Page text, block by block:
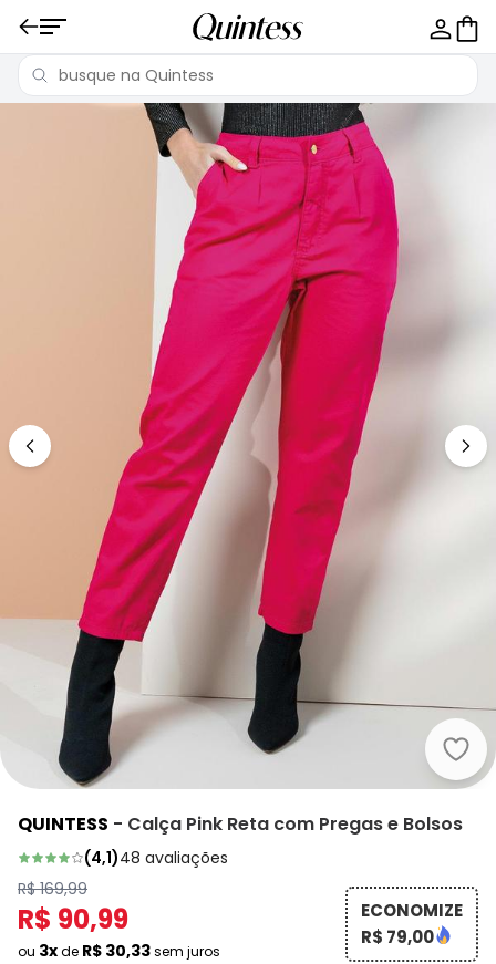
QUINTESS - Calça Pink Reta com Pregas e Bolsos
(4,1)48 avaliações
R$ 169,99
R$ 90,99
ou 3xde R$ 30,33sem juros
ECONOMIZE
R$ 79,00